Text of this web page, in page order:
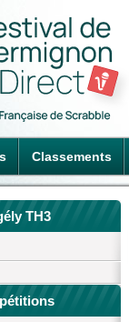
Classements
TH3